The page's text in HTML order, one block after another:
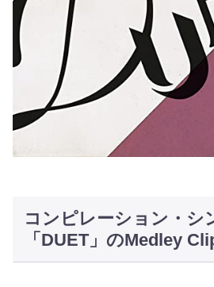
コンピレーション・シ
「DUET」のMedley